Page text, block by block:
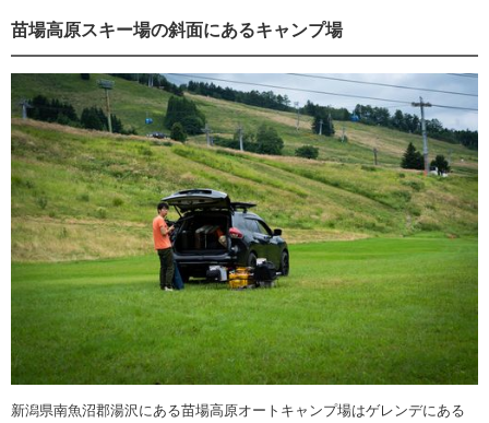
苗場高原スキー場の斜面にあるキャンプ場
新潟県南魚沼郡湯沢にある苗場高原オートキャンプ場はゲレンデにある